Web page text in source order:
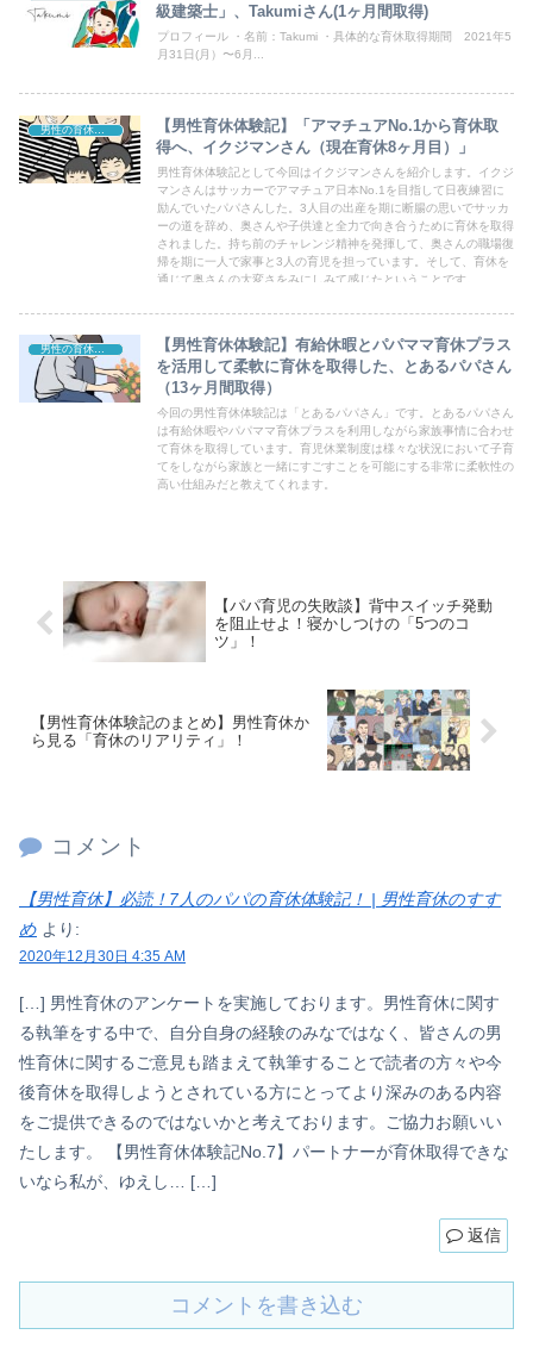
級建築士」、Takumiさん(1ヶ月間取得)
プロフィール ・名前：Takumi ・具体的な育休取得期間 2021年5
月31日(月）〜6月...
【男性育休体験記】「アマチュアNo.1から育休取
得へ、イクジマンさん（現在育休8ヶ月目）」
男性育休体験記として今回はイクジマンさんを紹介します。イクジ
マンさんはサッカーでアマチュア日本No.1を目指して日夜練習に
励んでいたパパさんした。3人目の出産を期に断腸の思いでサッカ
ーの道を辞め、奥さんや子供達と全力で向き合うために育休を取得
されました。持ち前のチャレンジ精神を発揮して、奥さんの職場復
帰を期に一人で家事と3人の育児を担っています。そして、育休を
通じて奥さんの大変さをみにしみて感じたということです。
男性の育休体験記
【男性育休体験記】有給休暇とパパママ育休プラス
を活用して柔軟に育休を取得した、とあるパパさん
（13ヶ月間取得）
今回の男性育休体験記は「とあるパパさん」です。とあるパパさん
は有給休暇やパパママ育休プラスを利用しながら家族事情に合わせ
て育休を取得しています。育児休業制度は様々な状況において子育
てをしながら家族と一緒にすごすことを可能にする非常に柔軟性の
高い仕組みだと教えてくれます。
【パパ育児の失敗談】背中スイッチ発動
を阻止せよ！寝かしつけの「5つのコ
ツ」！
【男性育休体験記のまとめ】男性育休か
ら見る「育休のリアリティ」！
コメント
【男性育休】必読！7人のパパの育休体験記！ | 男性育休のすす
め より:
2020年12月30日 4:35 AM
[…] 男性育休のアンケートを実施しております。男性育休に関す
る執筆をする中で、自分自身の経験のみなではなく、皆さんの男
性育休に関するご意見も踏まえて執筆することで読者の方々や今
後育休を取得しようとされている方にとってより深みのある内容
をご提供できるのではないかと考えております。ご協力お願いい
たします。 【男性育休体験記No.7】パートナーが育休取得できな
いなら私が、ゆえし… […]
返信
コメントを書き込む